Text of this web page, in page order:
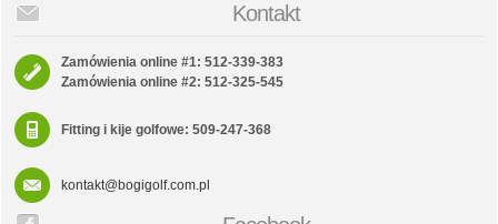
Kontakt
Zamówienia online #1: 512-339-383
Zamówienia online #2: 512-325-545
Fitting i kije golfowe: 509-247-368
kontakt@bogigolf.com.pl